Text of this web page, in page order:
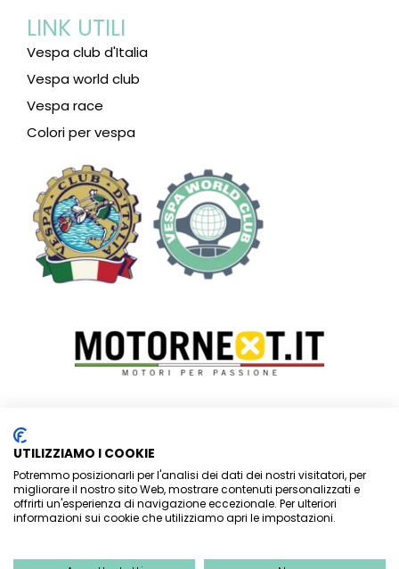
LINK UTILI
Vespa club d'Italia
Vespa world club
Vespa race
Colori per vespa
Vespa Club Riviera dei Fiori – SEDE LEGALE:
– 18012 BORDIGHERA (IM)–
SEDE OPERATIVA:Via Kennedy Presidente 15, 18033
C.F: 900 605 300 87 – P.Iva: 017 052 600 89
UTILIZZIAMO I COOKIE
Potremmo posizionarli per l'analisi dei dati dei nostri visitatori, per
migliorare il nostro sito Web, mostrare contenuti personalizzati e
offrirti un'esperienza di navigazione eccezionale. Per ulteriori
informazioni sui cookie che utilizziamo apri le impostazioni.